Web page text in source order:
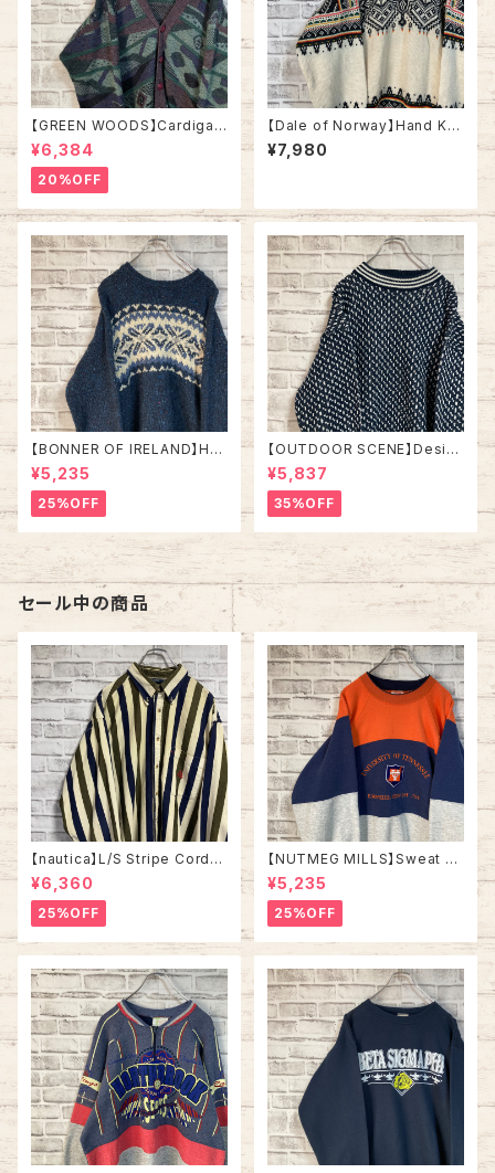
【GREEN WOODS】Cardigan
L相当 Made in BRITAIN “EU
RO LINE” カーディガン 総柄 ウ
ール混合 イギリス製 ユーロライ
ン ヨーロッパ 古着
¥6,384
20%OFF
【Dale of Norway】Hand Kni
t L相当 Made in NORWAY “E
URO LINE” デザインニット 総
製 ユーロライン ヨーロッパ 古
着
¥7,980
【BONNER OF IRELAND】Han
d Knit L相当 Made in IRELA
ND “EURO LINE” デザインニ
ット 総柄ニット ノルディック柄
ハンドニット セーター ウール ア
イルランド製 ユーロライン ヨー
ロッパ 古着
¥5,235
25%OFF
【OUTDOOR SCENE】Desig
n Knit L相当 ”Bird’s Eye” デ
ザインニット 総柄ニット デザイ
ンニット セーター バーズアイ リ
ブライン アメリカ USA 古着
¥5,837
35%OFF
セール中の商品
【nautica】L/S Stripe Cordur
oy Shirt L 90s ノーティカ スト
ライプ コーデュロイ シャツ ボタ
ンダウン 長袖 ワンポイントロゴ
刺繍ロゴ 旧タグ USA アメリカ
古着
¥6,360
25%OFF
【NUTMEG MILLS】Sweat XL
Made in USA 90s “UNIVER
SITY OF TENNESSEE” vinta
ge ナツメグミルズ カレッジモノ
カレッジロゴ テネシー大学 スウ
ェット トレーナー ヴィンテージ
アメリカ USA 古着
¥5,235
25%OFF